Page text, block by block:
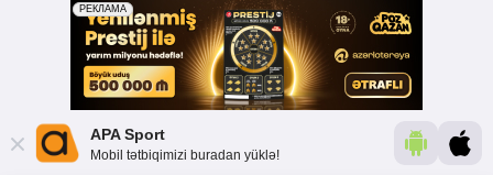
APA Sport
Mobil tətbiqimizi buradan yüklə!